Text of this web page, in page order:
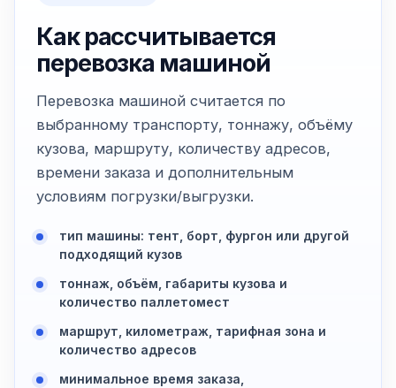
Как рассчитывается
перевозка машиной
Перевозка машиной считается по
выбранному транспорту, тоннажу, объёму
кузова, маршруту, количеству адресов,
времени заказа и дополнительным
условиям погрузки/выгрузки.
тип машины: тент, борт, фургон или другой
подходящий кузов
тоннаж, объём, габариты кузова и
количество паллетомест
маршрут, километраж, тарифная зона и
количество адресов
минимальное время заказа,